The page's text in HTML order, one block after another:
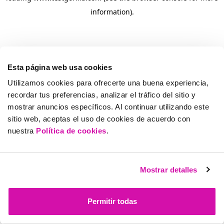
Esta página web usa cookies
Utilizamos cookies para ofrecerte una buena experiencia,
recordar tus preferencias, analizar el tráfico del sitio y
mostrar anuncios específicos. Al continuar utilizando este
sitio web, aceptas el uso de cookies de acuerdo con
nuestra Política de cookies.
Mostrar detalles
Permitir todas
information).